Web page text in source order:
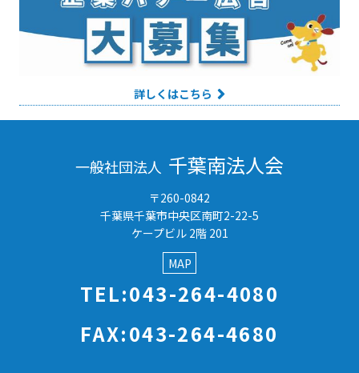
詳しくはこちら
一般社団法人 千葉南法人会
〒260-0842
千葉県千葉市中央区南町2-22-5
ケープビル 2階 201
MAP
TEL:043-264-4080
FAX:043-264-4680